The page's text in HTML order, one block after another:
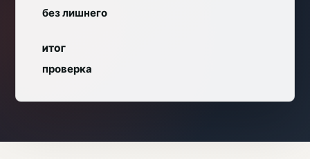
без лишнего
ИТОГ
проверка